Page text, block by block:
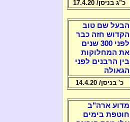
כ"ג בניסן/ 17.4.20
הבעל שם טוב
הקדוש חזה כבר
לפני 300 שנים
את המחלוקות
בין הרבנים לפני
הגאולה
כ' בניסן/ 14.4.20
מדוע ארה"ב
חוטפת בימים